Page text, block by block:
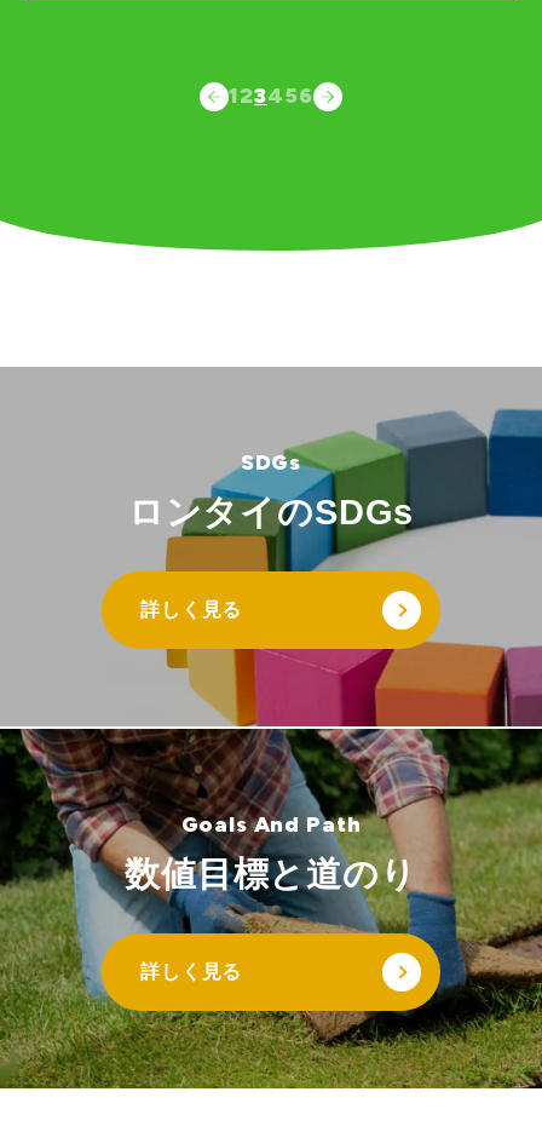
123456
ロンタイのSDGs
詳しく見る
数値目標と道のり
詳しく見る